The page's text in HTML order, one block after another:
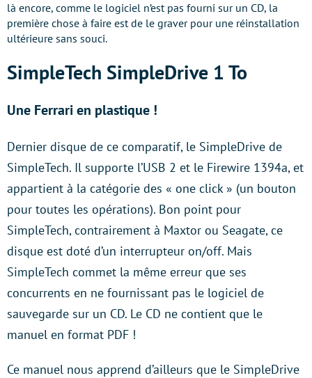
là encore, comme le logiciel n’est pas fourni sur un CD, la
première chose à faire est de le graver pour une réinstallation
ultérieure sans souci.
SimpleTech SimpleDrive 1 To
Une Ferrari en plastique !
Dernier disque de ce comparatif, le SimpleDrive de
SimpleTech. Il supporte l’USB 2 et le Firewire 1394a, et
appartient à la catégorie des « one click » (un bouton
pour toutes les opérations). Bon point pour
SimpleTech, contrairement à Maxtor ou Seagate, ce
disque est doté d’un interrupteur on/off. Mais
SimpleTech commet la même erreur que ses
concurrents en ne fournissant pas le logiciel de
sauvegarde sur un CD. Le CD ne contient que le
manuel en format PDF !
Ce manuel nous apprend d’ailleurs que le SimpleDrive